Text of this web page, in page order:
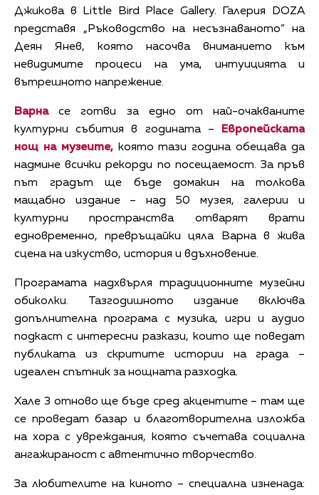
Джикова в Little Bird Place Gallery. Галерия DOZA
представя „Ръководство на несъзнаваното“ на
Деян Янев, която насочва вниманието към
невидимите процеси на ума, интуицията и
вътрешното напрежение.
Варнасе готви за едно от най-очакваните
културни събития в годината – Европейската
нощ на музеите,която тази година обещава да
надмине всички рекорди по посещаемост. За пръв
път градът ще бъде домакин на толкова
мащабно издание – над 50 музея, галерии и
културни пространства отварят врати
едновременно, превръщайки цяла Варна в жива
сцена на изкуство, история и вдъхновение.
Програмата надхвърля традиционните музейни
обиколки. Тазгодишното издание включва
допълнителна програма с музика, игри и аудио
подкаст с интересни разкази, които ще поведат
публиката из скритите истории на града –
идеален спътник за нощната разходка.
Хале 3 отново ще бъде сред акцентите – там ще
се проведат базар и благотворителна изложба
на хора с увреждания, която съчетава социална
ангажираност с автентично творчество.
За любителите на киното – специална изненада: